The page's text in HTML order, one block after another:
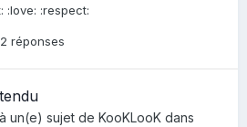
:love: :respect:
réponses
un(e) sujet de KooKLooK dans